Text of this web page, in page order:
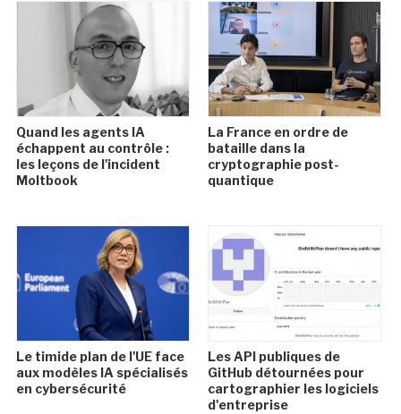
Quand les agents IA
échappent au contrôle :
les leçons de l'incident
Moltbook
La France en ordre de
bataille dans la
cryptographie post-
quantique
Le timide plan de l'UE face
aux modèles IA spécialisés
en cybersécurité
Les API publiques de
GitHub détournées pour
cartographier les logiciels
d'entreprise